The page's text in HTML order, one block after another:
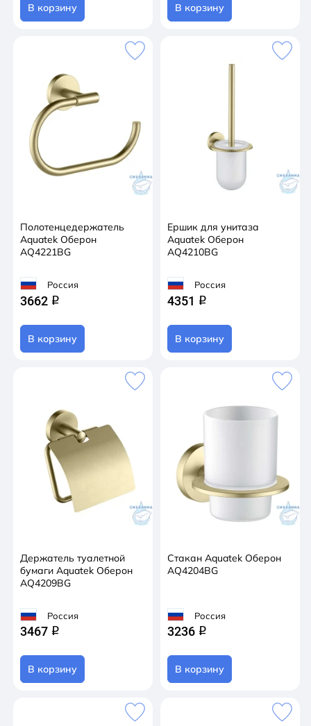
В корзину В корзину
Полотенцедержатель
Aquatek Оберон
AQ4221BG
Россия
3662 q
В корзину
Ершик для унитаза
Aquatek Оберон
AQ4210BG
Россия
4351 q
В корзину
Держатель туалетной
бумаги Aquatek Оберон
AQ4209BG
Россия
3467 q
В корзину
Стакан Aquatek Оберон
AQ4204BG
Россия
3236 q
В корзину